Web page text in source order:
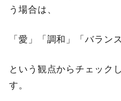
う場合は、
「愛」「調和」「バランス
という観点からチェック
す。